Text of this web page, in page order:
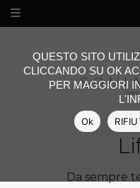
Da sempre
QUESTO SITO
CLICCANDO SU OK
PER MAGGIORI
Ok